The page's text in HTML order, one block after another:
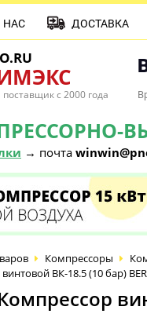
с 2000 года
→ почта
НАС ДОСТАВКА
Компрессоры
ВК-18.5 (10 бар)